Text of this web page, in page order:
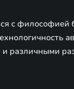
с
различными